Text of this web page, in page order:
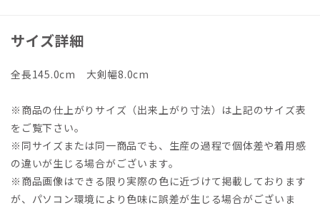
サイズ詳細
全長145.0cm 大剣幅8.0cm
※商品の仕上がりサイズ（出来上がり寸法）は上記のサイズ表
をご覧下さい。
※同サイズまたは同一商品でも、生産の過程で個体差や着用感
の違いが生じる場合がございます。
※商品画像はできる限り実際の色に近づけて掲載しております
が、パソコン環境により色味に誤差が生じる場合がございま